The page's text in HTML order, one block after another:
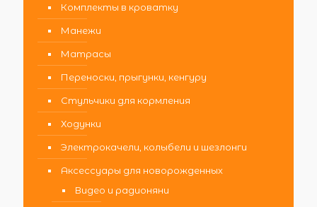
Комплекты в кроватку
Манежи
Матрасы
Переноски, прыгунки, кенгуру
Стульчики для кормления
Ходунки
Электрокачели, колыбели и шезлонги
Аксессуары для новорожденных
Видео и радионяни